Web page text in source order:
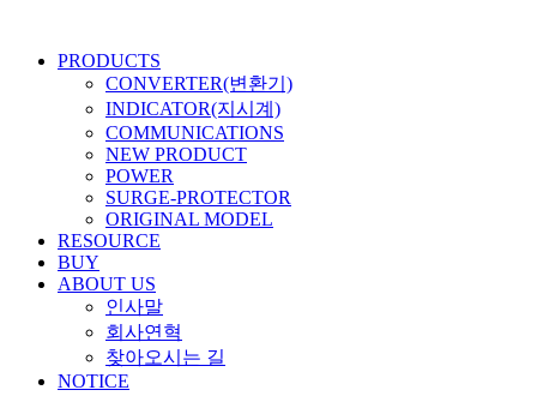
PRODUCTS
CONVERTER(변환기)
INDICATOR(지시계)
COMMUNICATIONS
NEW PRODUCT
POWER
SURGE-PROTECTOR
ORIGINAL MODEL
RESOURCE
BUY
ABOUT US
인사말
회사연혁
찾아오시는 길
NOTICE